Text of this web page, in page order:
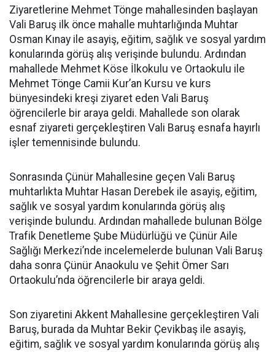
Ziyaretlerine Mehmet Tönge mahallesinden başlayan
Vali Baruş ilk önce mahalle muhtarlığında Muhtar
Osman Kınay ile asayiş, eğitim, sağlık ve sosyal yardım
konularında görüş alış verişinde bulundu. Ardından
mahallede Mehmet Köse İlkokulu ve Ortaokulu ile
Mehmet Tönge Camii Kur’an Kursu ve kurs
bünyesindeki kreşi ziyaret eden Vali Baruş
öğrencilerle bir araya geldi. Mahallede son olarak
esnaf ziyareti gerçekleştiren Vali Baruş esnafa hayırlı
işler temennisinde bulundu.
Sonrasında Çünür Mahallesine geçen Vali Baruş
muhtarlıkta Muhtar Hasan Derebek ile asayiş, eğitim,
sağlık ve sosyal yardım konularında görüş alış
verişinde bulundu. Ardından mahallede bulunan Bölge
Trafik Denetleme Şube Müdürlüğü ve Çünür Aile
Sağlığı Merkezi’nde incelemelerde bulunan Vali Baruş
daha sonra Çünür Anaokulu ve Şehit Ömer Sarı
Ortaokulu’nda öğrencilerle bir araya geldi.
Son ziyaretini Akkent Mahallesine gerçekleştiren Vali
Baruş, burada da Muhtar Bekir Çevikbaş ile asayiş,
eğitim, sağlık ve sosyal yardım konularında görüş alış